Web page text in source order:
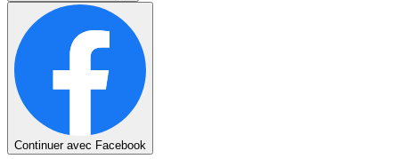
Continuer avec Facebook